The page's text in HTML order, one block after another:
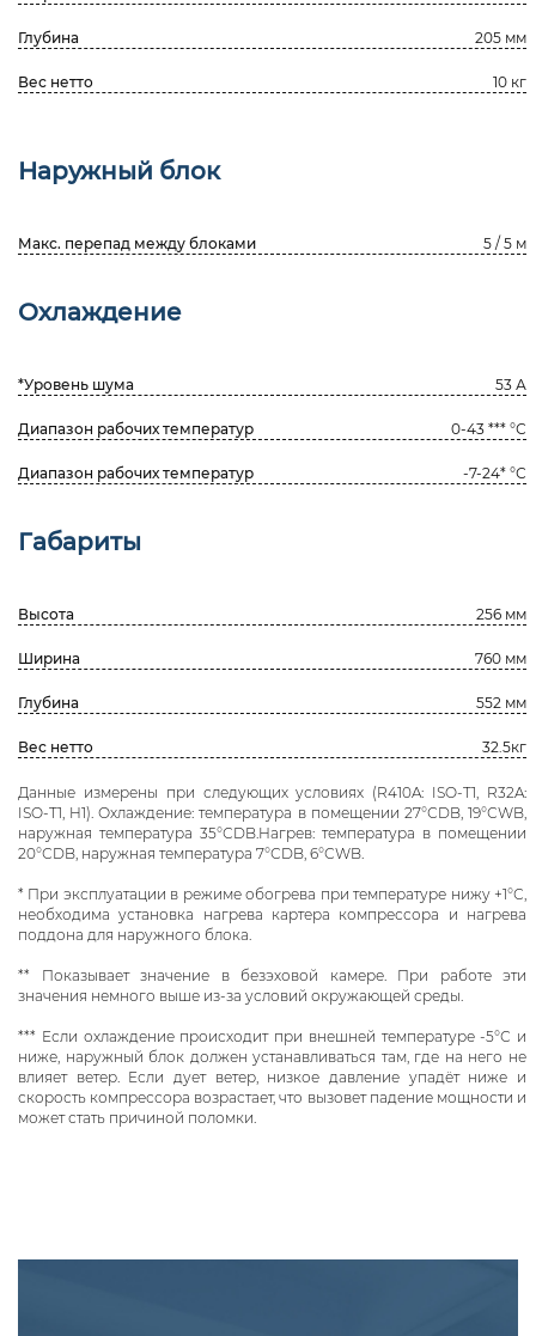
Глубина 205 мм
Вес нетто 10 кг
Наружный блок
Макс. перепад между блоками 5 / 5 м
Охлаждение
*Уровень шума 53 А
Диапазон рабочих температур 0-43 *** °С
Диапазон рабочих температур -7-24* °С
Габариты
Высота 256 мм
Ширина 760 мм
Глубина 552 мм
Вес нетто 32.5кг
Данные измерены при следующих условиях (R410A: ISO-T1, R32A:
ISO-T1, H1). Охлаждение: температура в помещении 27°СDB, 19°СWB,
наружная температура 35°СDB.Нагрев: температура в помещении
20°СDB, наружная температура 7°СDB, 6°СWB.
* При эксплуатации в режиме обогрева при температуре нижу +1°С,
необходима установка нагрева картера компрессора и нагрева
поддона для наружного блока.
** Показывает значение в безэховой камере. При работе эти
значения немного выше из-за условий окружающей среды.
*** Если охлаждение происходит при внешней температуре -5°С и
ниже, наружный блок должен устанавливаться там, где на него не
влияет ветер. Если дует ветер, низкое давление упадёт ниже и
скорость компрессора возрастает, что вызовет падение мощности и
может стать причиной поломки.